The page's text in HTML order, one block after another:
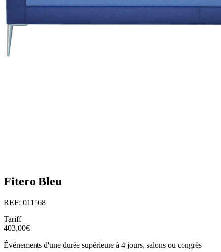
Fitero Bleu
REF: 011568
Tariff
403,00€
Événements d'une durée supérieure à 4 jours, salons ou congrès